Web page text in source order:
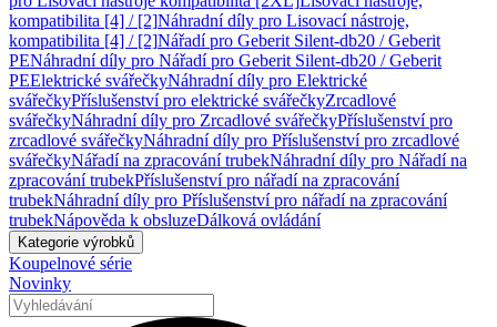
kompatibilita [4] / [2]Náhradní díly pro Lisovací nástroje,
kompatibilita [4] / [2]Nářadí pro Geberit Silent-db20 / Geberit
PENáhradní díly pro Nářadí pro Geberit Silent-db20 / Geberit
PEElektrické svářečkyNáhradní díly pro Elektrické
svářečkyPříslušenství pro elektrické svářečkyZrcadlové
svářečkyNáhradní díly pro Zrcadlové svářečkyPříslušenství pro
zrcadlové svářečkyNáhradní díly pro Příslušenství pro zrcadlové
svářečkyNářadí na zpracování trubekNáhradní díly pro Nářadí na
zpracování trubekPříslušenství pro nářadí na zpracování
trubekNáhradní díly pro Příslušenství pro nářadí na zpracování
trubekNápověda k obsluzeDálková ovládání
Kategorie výrobků
Koupelnové série
Novinky